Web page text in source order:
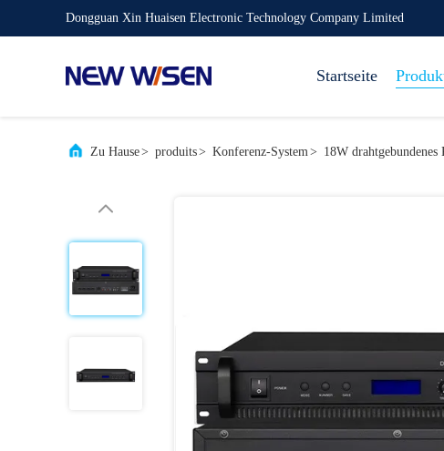
Dongguan Xin Huaisen Electronic Technology Company Limited
Startseite
Zu Hause> produits> Konferenz-System> 18W